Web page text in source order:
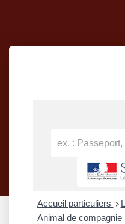
Accueil particuliers >
Animal de compagnie